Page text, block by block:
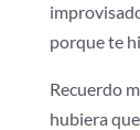
porque te
Recuerdo
hubiera